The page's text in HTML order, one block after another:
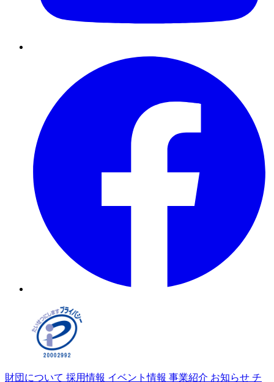
財団について 採用情報 イベント情報 事業紹介 お知らせ チ